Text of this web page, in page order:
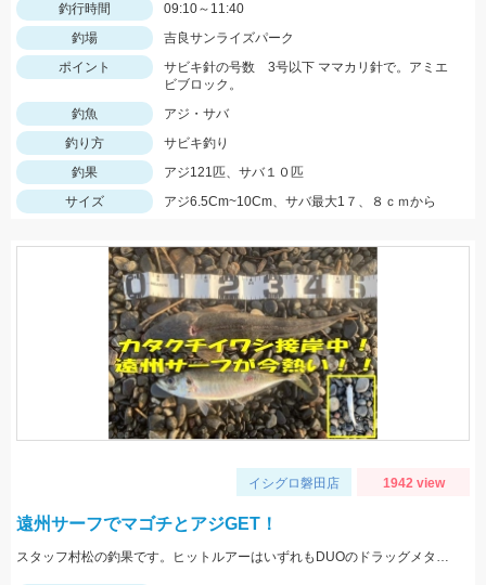
釣行時間
09:10～11:40
釣場
吉良サンライズパーク
ポイント
サビキ針の号数 3号以下 ママカリ針で。アミエ
ビブロック。
釣魚
アジ・サバ
釣り方
サビキ釣り
釣果
アジ121匹、サバ１０匹
サイズ
アジ6.5Cm~10Cm、サバ最大1７、８ｃｍから
イシグロ磐田店 1942 view
遠州サーフでマゴチとアジGET！
スタッフ村松の釣果です。ヒットルアーはいずれもDUOのドラッグメタルキャストショット30gのイワシカラー！